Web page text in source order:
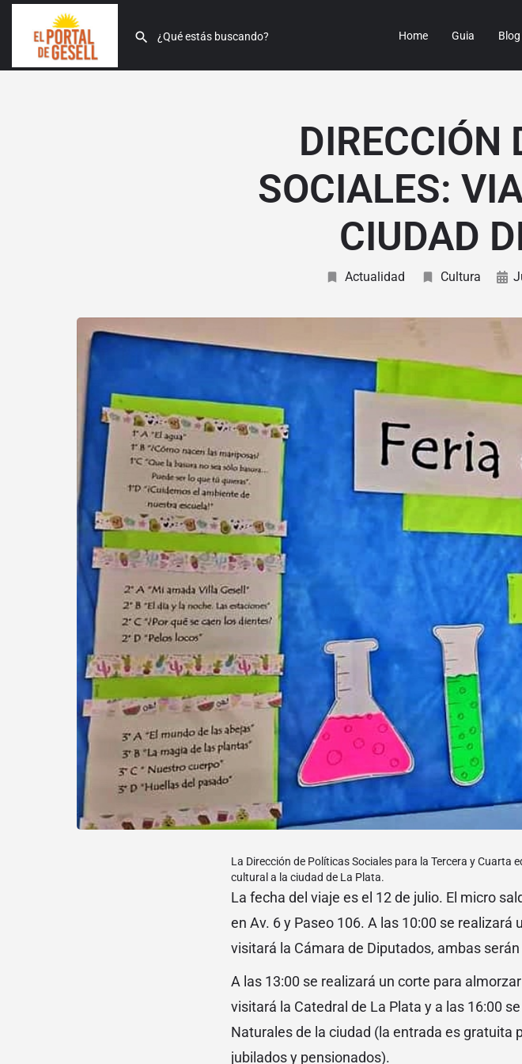
Home Guia
DIRECCIÓN
SOCIALES:
CIUDAD
Actualidad Cultura
La Dirección de Políticas Sociales para la Tercera y
cultural a la ciudad de La Plata.
La fecha del viaje es el 12 de julio. El micro
en Av. 6 y Paseo 106. A las 10:00 se
visitará la Cámara de Diputados, ambas
A las 13:00 se realizará un corte para
visitará la Catedral de La Plata y a las 16:00
Naturales de la ciudad (la entrada es gratuita
jubilados y pensionados).